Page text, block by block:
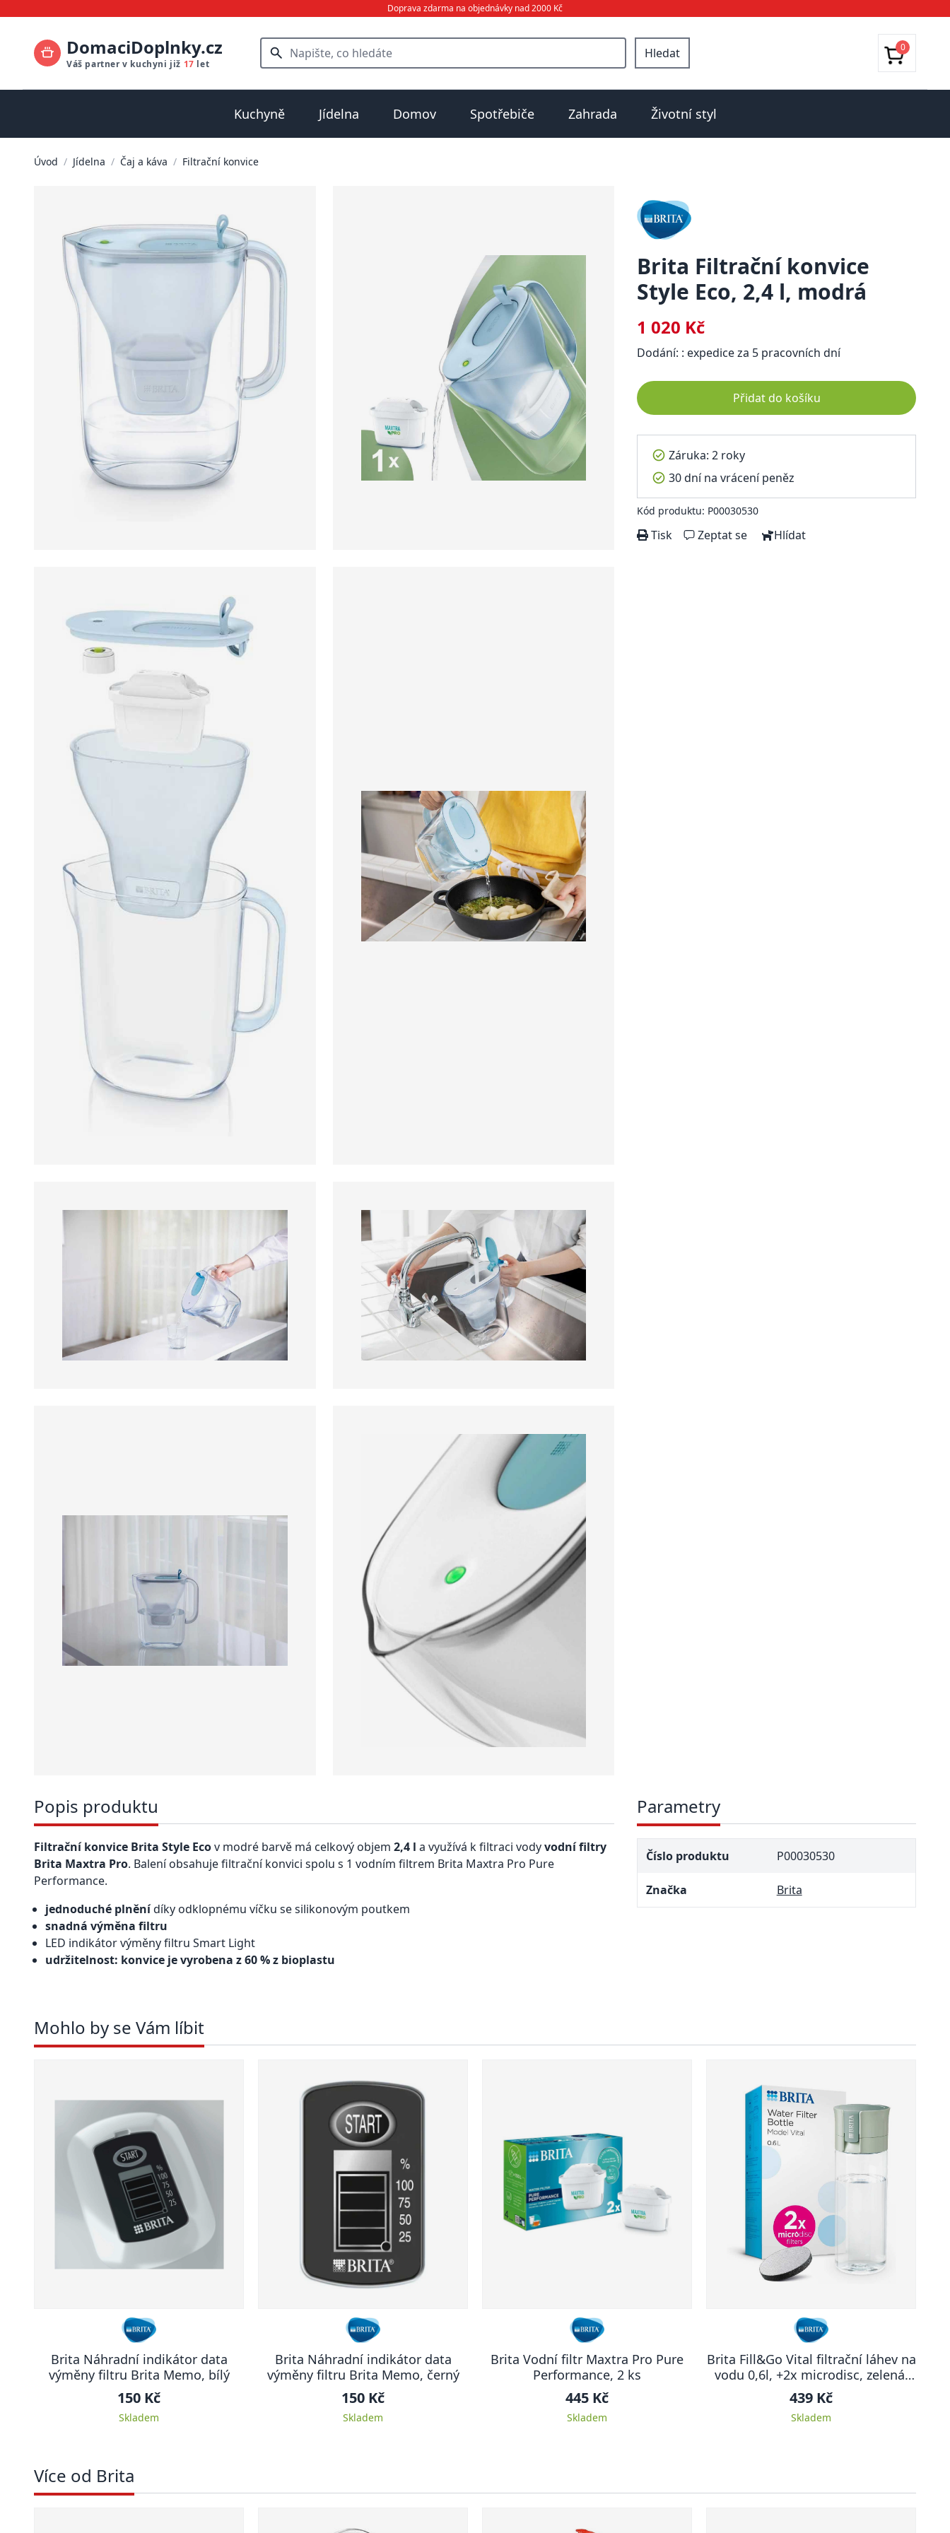
Doprava zdarma na objednávky nad 2000 Kč
DomaciDoplnky.cz
Váš partner v kuchyni již 17 let
Hledat 0
Kuchyně Jídelna Domov Spotřebiče Zahrada Životní styl
Úvod / Jídelna / Čaj a káva / Filtrační konvice
Brita Filtrační konvice
Style Eco, 2,4 l, modrá
1 020 Kč
Dodání: : expedice za 5 pracovních dní
Přidat do košíku
Záruka: 2 roky
30 dní na vrácení peněz
Kód produktu: P00030530
Tisk Zeptat se Hlídat
Popis produktu
Filtrační konvice Brita Style Ecov modré barvě má celkový objem 2,4 l a využívá k filtraci vodyvodní filtry
Brita Maxtra Pro. Balení obsahuje filtrační konvici spolu s 1 vodním filtrem Brita Maxtra Pro Pure
Performance.
jednoduché plněnídíky odklopnému víčku se silikonovým poutkem
snadná výměna filtru
LED indikátor výměny filtru Smart Light
udržitelnost: konvice je vyrobena z 60 % z bioplastu
Parametry
Číslo produktu P00030530
Značka Brita
Mohlo by se Vám líbit
Brita Náhradní indikátor data
výměny filtru Brita Memo, bílý
150 Kč
Skladem
Brita Náhradní indikátor data
výměny filtru Brita Memo, černý
150 Kč
Skladem
Brita Vodní filtr Maxtra Pro Pure
Performance, 2 ks
445 Kč
Skladem
Brita Fill&Go Vital filtrační láhev na
vodu 0,6l, +2x microdisc, zelená,
2024
439 Kč
Skladem
Více od Brita